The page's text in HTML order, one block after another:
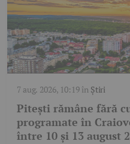
7 aug. 2026, 10:19în Știri
Pitești rămâne fără
programate în
între 10 și 13 august